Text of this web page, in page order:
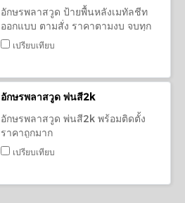
อักษรพลาสวูด ป้ายพื้นหลังเมทัลชีท
ออกแบบ ตามสั่ง ราคาตามงบ จบทุก
งานเปรียบเทียบ
อักษรพลาสวูด พ่นสี2k
อักษรพลาสวูด พ่นสี2k พร้อมติดตั้ง
ราคาถูกมาก
เปรียบเทียบ